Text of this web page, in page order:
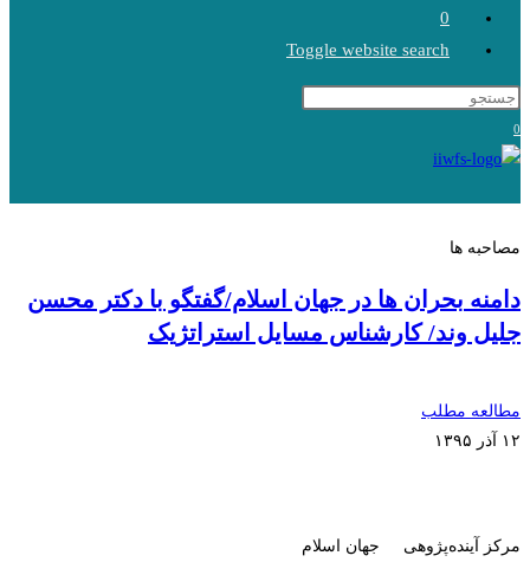
0
Toggle website search
0
مصاحبه ها
دامنه بحران ها در جهان اسلام/گفتگو با دکتر محسن
جلیل وند/ کارشناس مسایل استراتژیک
مطالعه مطلب
۱۲ آذر ۱۳۹۵
مرکز آینده‌پژوهی جهان اسلام